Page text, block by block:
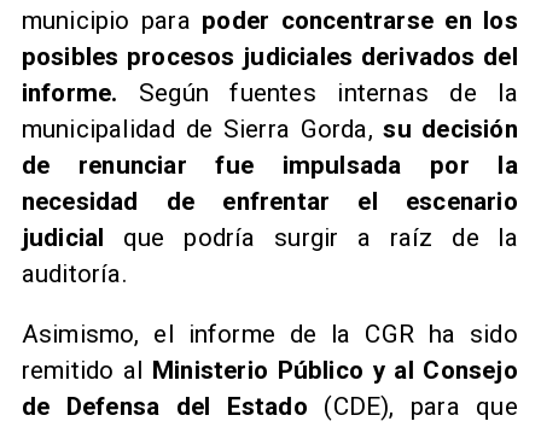
municipio para poder concentrarse en los
posibles procesos judiciales derivados del
informe. Según fuentes internas de la
municipalidad de Sierra Gorda,su decisión
de renunciar fue impulsada por la
necesidad de enfrentar el escenario
judicial que podría surgir a raíz de la
auditoría.
Asimismo, el informe de la CGR ha sido
remitido al
Ministerio Público y al Consejo
de Defensa del Estado (CDE), para que